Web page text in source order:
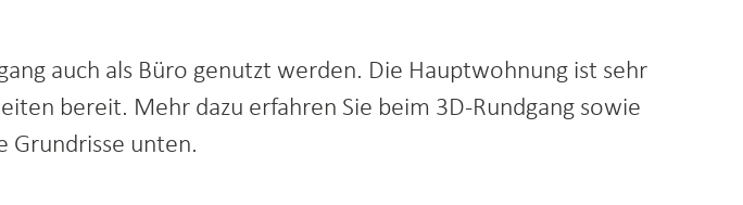
auch als Büro genutzt werden. Die Hauptwohnung ist sehr
bereit. Mehr dazu erfahren Sie beim 3D-Rundgang sowie
Grundrisse unten.